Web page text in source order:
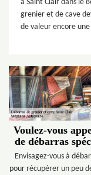
à Saint Clair dans le
grenier et de cave
de valeur encore
Voulez-vous
de débarras
Envisagez-vous à
pour récupérer un peu